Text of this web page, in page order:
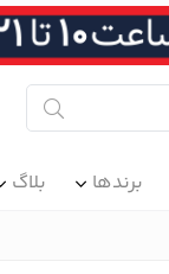
برندها بلاگ